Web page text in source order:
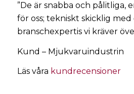
”De är snabba och pålitliga,
för oss; tekniskt skicklig
branschexpertis vi kräver
Kund – Mjukvaruindustrin
Läs våra kundrecensioner